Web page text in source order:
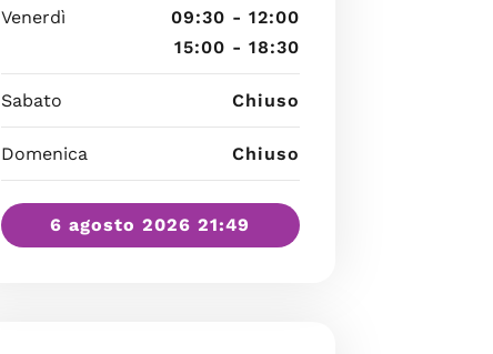
Venerdì
09:30 - 12:00
15:00 - 18:30
Sabato Chiuso
Domenica Chiuso
6 agosto 2026 21:49